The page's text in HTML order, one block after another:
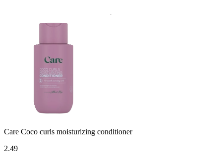
Care Coco curls moisturizing conditioner
2.49